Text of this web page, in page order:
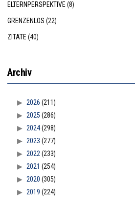
ELTERNPERSPEKTIVE(8)
GRENZENLOS (22)
ZITATE(40)
Archiv
2026 (211)
2025 (286)
2024(298)
2023 (277)
2022(233)
2021 (254)
2020 (305)
2019 (224)